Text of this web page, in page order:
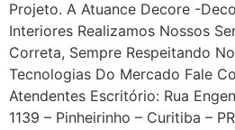
Projeto. A Atuance Decore -
Interiores Realizamos Nossos
Correta, Sempre Respeitando
Tecnologias Do Mercado Fale
Atendentes Escritório: Rua
1139 – Pinheirinho – Curitiba –